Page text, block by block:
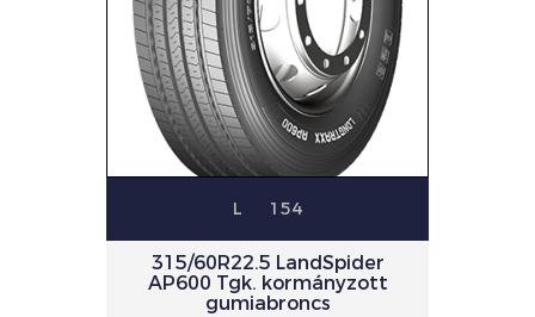
L 154
315/60R22.5 LandSpider
AP600 Tgk. kormányzott
gumiabroncs